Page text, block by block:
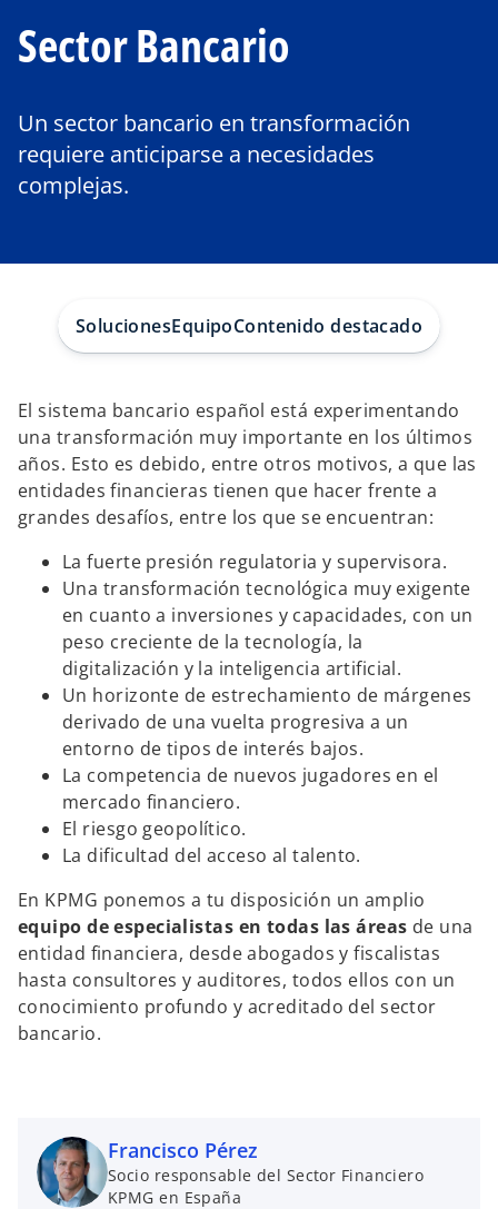
Sector Bancario
Un sector bancario en transformación
requiere anticiparse a necesidades
complejas.
SolucionesEquipoContenido destacado
El sistema bancario español está experimentando
una transformación muy importante en los últimos
años. Esto es debido, entre otros motivos, a que las
entidades financieras tienen que hacer frente a
grandes desafíos, entre los que se encuentran:
La fuerte presión regulatoria y supervisora.
Una transformación tecnológica muy exigente
en cuanto a inversiones y capacidades, con un
peso creciente de la tecnología, la
digitalización y la inteligencia artificial.
Un horizonte de estrechamiento de márgenes
derivado de una vuelta progresiva a un
entorno de tipos de interés bajos.
La competencia de nuevos jugadores en el
mercado financiero.
El riesgo geopolítico.
La dificultad del acceso al talento.
En KPMG ponemos a tu disposición un amplio
equipo de especialistas en todas las áreas de una
entidad financiera, desde abogados y fiscalistas
hasta consultores y auditores, todos ellos con un
conocimiento profundo y acreditado del sector
bancario.
Francisco Pérez
Socio responsable del Sector Financiero
KPMG en España